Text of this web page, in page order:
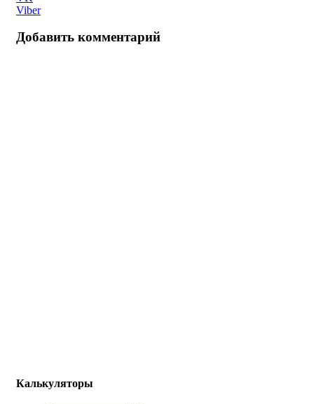
Viber
Добавить комментарий
Калькуляторы